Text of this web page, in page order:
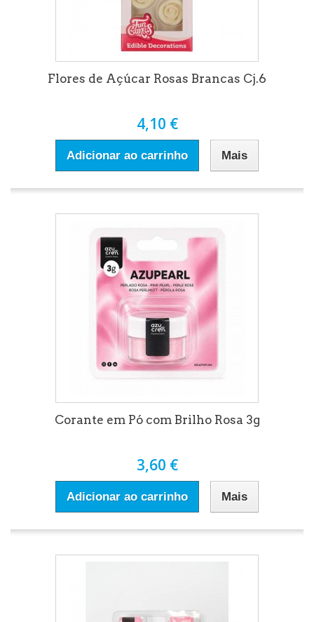
Flores de Açúcar Rosas Brancas Cj.6
4,10 €
Adicionar ao carrinho Mais
Corante em Pó com Brilho Rosa 3g
3,60 €
Adicionar ao carrinho Mais